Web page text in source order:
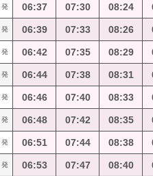
発 06:37 07:30 08:24
発 06:39 07:33 08:26
発 06:42 07:35 08:29
発 06:44 07:38 08:31
発 06:46 07:40 08:33
発 06:48 07:42 08:35
発 06:51 07:44 08:38
発 06:53 07:47 08:40